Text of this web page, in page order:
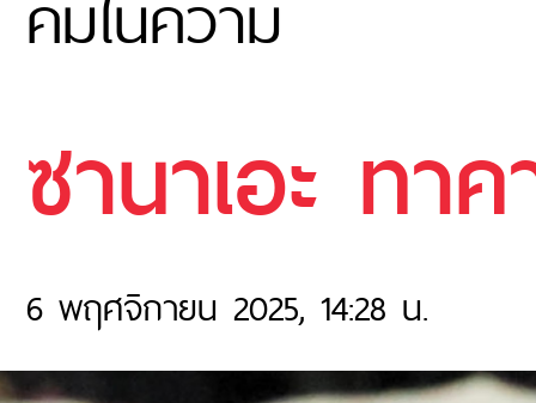
ซานาเอะ ทา
6 พฤศจิกายน 2025, 14:28 น.